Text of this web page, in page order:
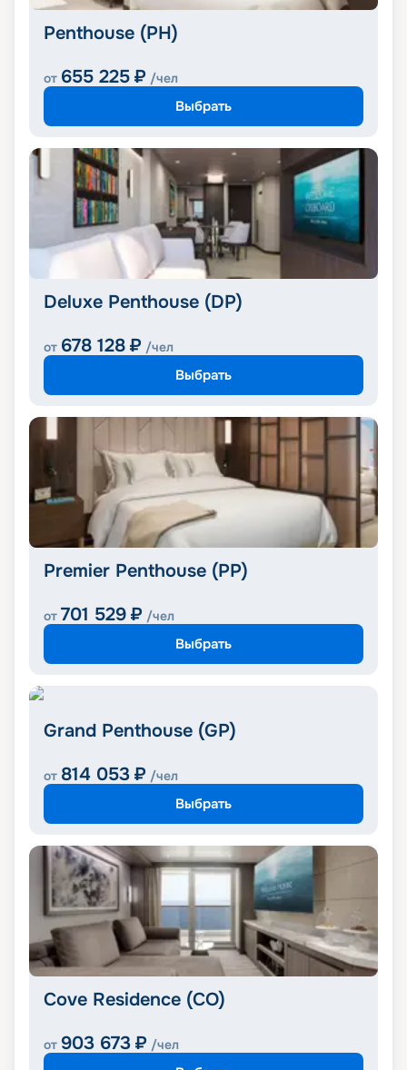
Penthouse (PH)
от 655 225 ₽ /чел
Выбрать
Deluxe Penthouse (DP)
от 678 128 ₽ /чел
Выбрать
Premier Penthouse (PP)
от 701 529 ₽ /чел
Выбрать
Grand Penthouse (GP)
от 814 053 ₽ /чел
Выбрать
Cove Residence (CO)
от 903 673 ₽ /чел